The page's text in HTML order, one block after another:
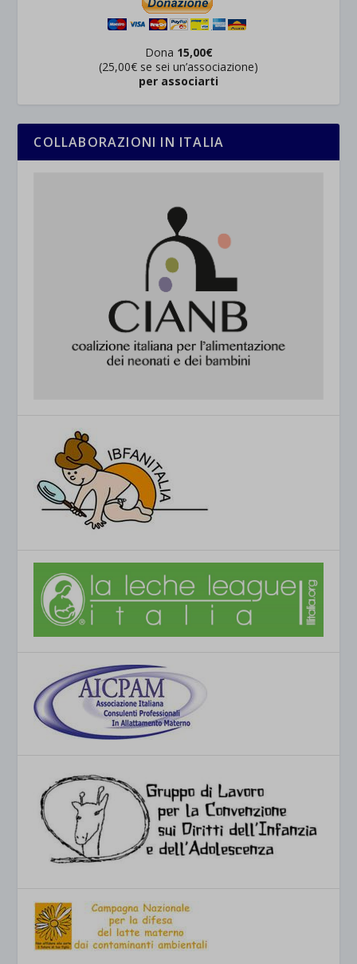
Dona 15,00€
(25,00€ se sei un’associazione)
per associarti
COLLABORAZIONI IN ITALIA